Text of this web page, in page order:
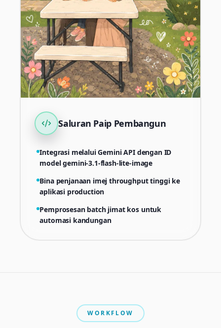
Saluran Paip Pembangun
Integrasi melalui Gemini API dengan ID
model gemini-3.1-flash-lite-image
Bina penjanaan imej throughput tinggi ke
aplikasi production
Pemprosesan batch jimat kos untuk
automasi kandungan
WORKFLOW